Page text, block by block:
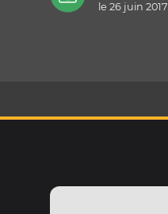
le 26 juin 2017